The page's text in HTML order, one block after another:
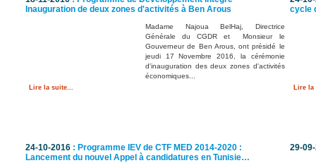
Inauguration de deux zones d'activités à Ben Arous
Madame Najoua BelHaj, Directrice
Générale du CGDR et Monsieur le
Gouverneur de Ben Arous, ont présidé le
jeudi 17 Novembre 2016, la cérémonie
d'inauguration des deux zones d'activités
économiques...
Lire la suite...
cycle
Lire
24-10-2016 : Programme IEV de CTF MED 2014-2020 :
Lancement du nouvel Appel à candidatures en Tunisie…
29-